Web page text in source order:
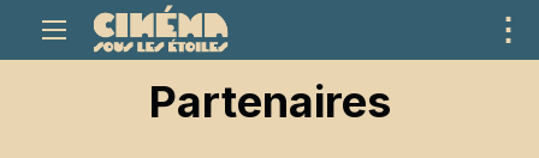
⋮
Partenaires